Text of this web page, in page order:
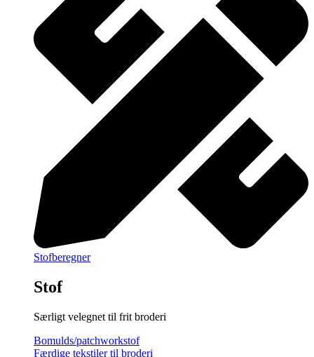
Stofberegner
Stof
Særligt velegnet til frit broderi
Bomulds/patchworkstof
Færdige tekstiler til broderi